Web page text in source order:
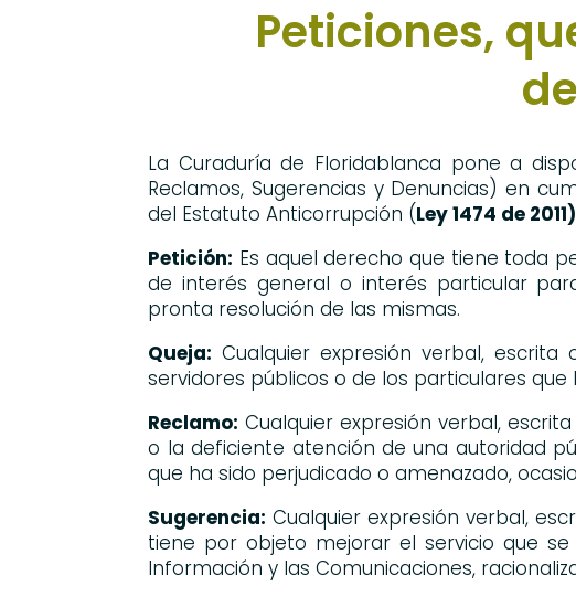
Peticiones,
La Curaduría de Floridablanca pone a
Reclamos, Sugerencias y Denuncias) en
del Estatuto Anticorrupción (Ley 1474 de 2011)
Petición: Es aquel derecho que tiene toda
de interés general o interés particular
pronta resolución de las mismas.
Queja: Cualquier expresión verbal,
servidores públicos o de los particulares
Reclamo: Cualquier expresión verbal,
o la deficiente atención de una autoridad
que ha sido perjudicado o amenazado,
Sugerencia: Cualquier expresión verbal,
tiene por objeto mejorar el servicio que
Información y las Comunicaciones,